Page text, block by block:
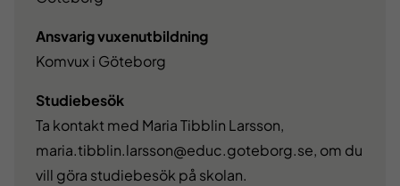
Ansvarig vuxenutbildning
Komvux i Göteborg
Studiebesök
Ta kontakt med Maria Tibblin Larsson,
maria.tibblin.larsson@educ.goteborg.se, om du
vill göra studiebesök på skolan.